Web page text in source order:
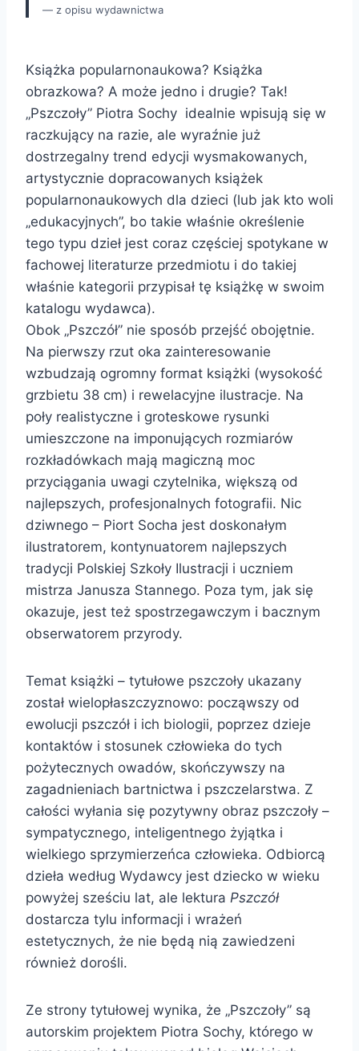
z opisu wydawnictwa
Książka popularnonaukowa? Książka
obrazkowa? A może jedno i drugie? Tak!
„Pszczoły” Piotra Sochy idealnie wpisują się w
raczkujący na razie, ale wyraźnie już
dostrzegalny trend edycji wysmakowanych,
artystycznie dopracowanych książek
popularnonaukowych dla dzieci (lub jak kto woli
„edukacyjnych”, bo takie właśnie określenie
tego typu dzieł jest coraz częściej spotykane w
fachowej literaturze przedmiotu i do takiej
właśnie kategorii przypisał tę książkę w swoim
katalogu wydawca).
Obok „Pszczół” nie sposób przejść obojętnie.
Na pierwszy rzut oka zainteresowanie
wzbudzają ogromny format książki (wysokość
grzbietu 38 cm) i rewelacyjne ilustracje. Na
poły realistyczne i groteskowe rysunki
umieszczone na imponujących rozmiarów
rozkładówkach mają magiczną moc
przyciągania uwagi czytelnika, większą od
najlepszych, profesjonalnych fotografii. Nic
dziwnego – Piort Socha jest doskonałym
ilustratorem, kontynuatorem najlepszych
tradycji Polskiej Szkoły Ilustracji i uczniem
mistrza Janusza Stannego. Poza tym, jak się
okazuje, jest też spostrzegawczym i bacznym
obserwatorem przyrody.
Temat książki – tytułowe pszczoły ukazany
został wielopłaszczyznowo: począwszy od
ewolucji pszczół i ich biologii, poprzez dzieje
kontaktów i stosunek człowieka do tych
pożytecznych owadów, skończywszy na
zagadnieniach bartnictwa i pszczelarstwa. Z
całości wyłania się pozytywny obraz pszczoły –
sympatycznego, inteligentnego żyjątka i
wielkiego sprzymierzeńca człowieka. Odbiorcą
dzieła według Wydawcy jest dziecko w wieku
powyżej sześciu lat, ale lektura Pszczół
dostarcza tylu informacji i wrażeń
estetycznych, że nie będą nią zawiedzeni
również dorośli.
Ze strony tytułowej wynika, że „Pszczoły” są
autorskim projektem Piotra Sochy, którego w